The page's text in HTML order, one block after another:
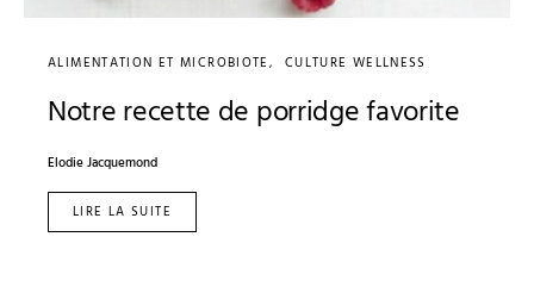
ALIMENTATION ET MICROBIOTE CULTURE WELLNESS
Notre recette de porridge favorite
Elodie Jacquemond
LIRE LA SUITE